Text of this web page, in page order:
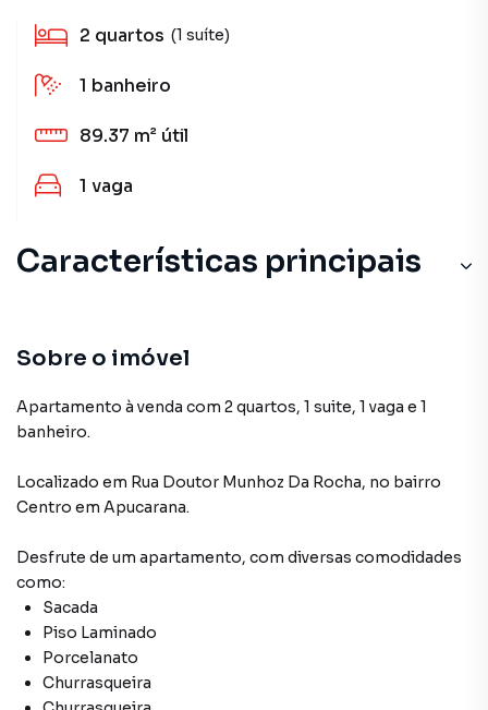
2 quartos (1 suíte)
1 banheiro
89.37 m² útil
1 vaga
Características principais
Sobre o imóvel
Apartamento à venda com 2 quartos, 1 suite, 1 vaga e 1
banheiro.
Localizado em Rua Doutor Munhoz Da Rocha, no bairro
Centro em Apucarana.
Desfrute de um apartamento, com diversas comodidades
como:
Sacada
Piso Laminado
Porcelanato
Churrasqueira